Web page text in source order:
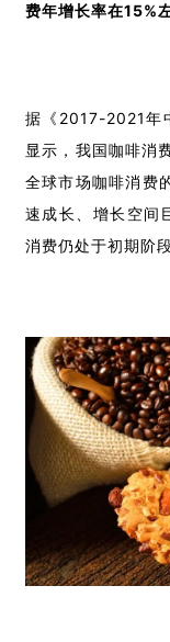
费年增长率在15%
据《2017-2021年
显示，我国咖啡消
全球市场咖啡消费
速成长、增长空间
消费仍处于初期阶段